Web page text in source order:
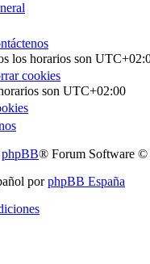
los horarios son
cookies
son UTC+02:00
phpBB® Forum Software
porphpBB España